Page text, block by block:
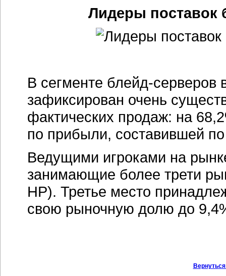
Лидеры поставок
В сегменте блейд-серверов
зафиксирован очень
фактических продаж: на
по прибыли, составившей
Ведущими игроками на
занимающие более трети
НР). Третье место
свою рыночную долю до